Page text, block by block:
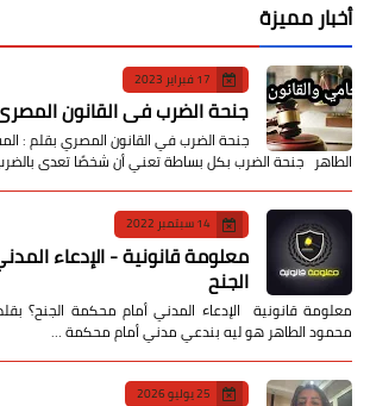
أخبار مميزة
17 فبراير 2023
جنحة الضرب في القانون
جنحة الضرب في القانون المصري بقلم :
الطاهر جنحة الضرب بكل بساطة تعني أن شخصًا تعدى
14 سبتمبر 2022
معلومة قانونية - الإدعاء
الجنح
معلومة قانونية الإدعاء المدني أمام محكمة الجنح؟
محمود الطاهر هو ليه بندعي مدني أمام محكمة …
25 يوليو 2026